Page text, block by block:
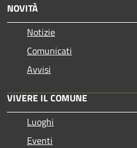
NOVITÀ
Notizie
Comunicati
Avvisi
VIVERE IL COMUNE
Luoghi
Eventi